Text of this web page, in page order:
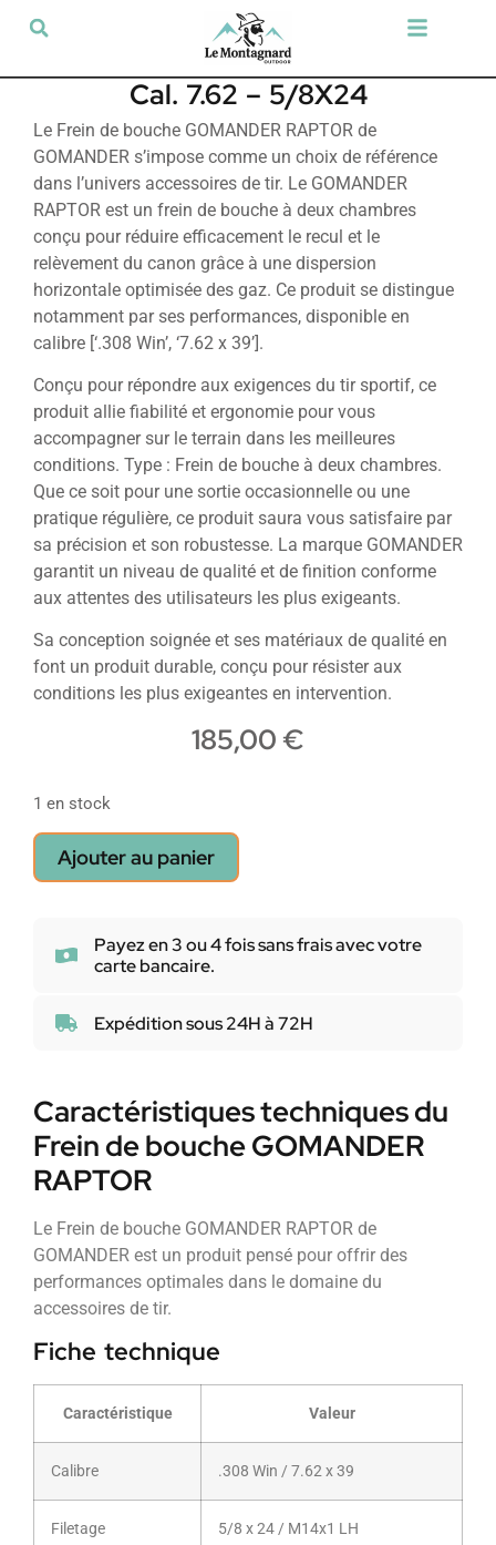
Cal. 7.62 – 5/8X24
Le Frein de bouche GOMANDER RAPTOR de
GOMANDER s’impose comme un choix de référence
dans l’univers accessoires de tir. Le GOMANDER
RAPTOR est un frein de bouche à deux chambres
conçu pour réduire efficacement le recul et le
relèvement du canon grâce à une dispersion
horizontale optimisée des gaz. Ce produit se distingue
notamment par ses performances, disponible en
calibre [‘.308 Win’, ‘7.62 x 39’].
Conçu pour répondre aux exigences du tir sportif, ce
produit allie fiabilité et ergonomie pour vous
accompagner sur le terrain dans les meilleures
conditions. Type : Frein de bouche à deux chambres.
Que ce soit pour une sortie occasionnelle ou une
pratique régulière, ce produit saura vous satisfaire par
sa précision et son robustesse. La marque GOMANDER
garantit un niveau de qualité et de finition conforme
aux attentes des utilisateurs les plus exigeants.
Sa conception soignée et ses matériaux de qualité en
font un produit durable, conçu pour résister aux
conditions les plus exigeantes en intervention.
185,00 €
1 en stock
Ajouter au panier
Payez en 3 ou 4 fois sans frais avec votre
carte bancaire.
Expédition sous 24H à 72H
Caractéristiques techniques du
Frein de bouche GOMANDER
RAPTOR
Le Frein de bouche GOMANDER RAPTOR de
GOMANDER est un produit pensé pour offrir des
performances optimales dans le domaine du
accessoires de tir.
Fiche technique
Caractéristique Valeur
Calibre .308 Win / 7.62 x 39
Filetage 5/8 x 24 / M14x1 LH